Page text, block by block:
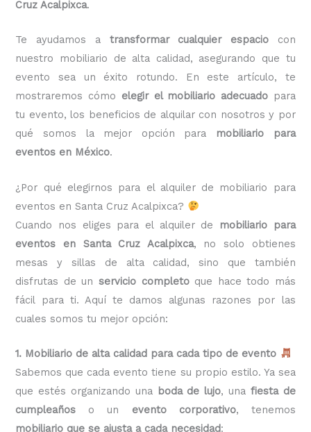
Cruz Acalpixca.
Te ayudamos a transformar cualquier espaciocon
nuestro mobiliario de alta calidad, asegurando que tu
evento sea un éxito rotundo. En este artículo, te
mostraremos cómo elegir el mobiliario adecuadopara
tu evento, los beneficios de alquilar con nosotros y por
qué somos la mejor opción para
mobiliario para
eventos en México.
¿Por qué elegirnos para el alquiler de mobiliario para
eventos en Santa Cruz Acalpixca?
Cuando nos eliges para el alquiler de
mobiliario para
eventos en Santa Cruz Acalpixca, no solo obtienes
mesas y sillas de alta calidad, sino que también
disfrutas de un servicio completoque hace todo más
fácil para ti. Aquí te damos algunas razones por las
cuales somos tu mejor opción:
1. Mobiliario de alta calidad para cada tipo de evento
Sabemos que cada evento tiene su propio estilo. Ya sea
que estés organizando una boda de lujo, una fiesta de
cumpleaños o un evento corporativo, tenemos
mobiliario que se ajusta a cada necesidad: